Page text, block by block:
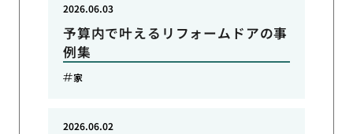
予算内で叶えるリフォームドアの事
例集
2026.06.03
家
2026.06.02